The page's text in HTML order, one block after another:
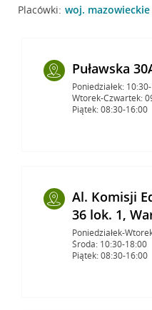
Placówki: woj. mazowieckie
Puławska
Poniedziałek:
Wtorek-Czwartek:
Piątek: 08:30-16:00
Al. Komisji
36 lok. 1,
Poniedziałek-
Środa: 10:30-18:00
Piątek: 08:30-16:00